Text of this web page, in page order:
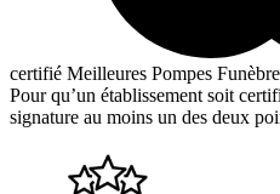
certifié Meilleures Pompes
Pour qu’un établissement soit
signature au moins un des deux